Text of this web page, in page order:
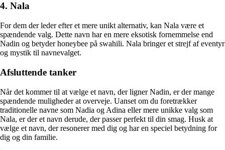
4. Nala
For dem der leder efter et mere unikt alternativ, kan Nala være et
spændende valg. Dette navn har en mere eksotisk fornemmelse end
Nadin og betyder honeybee på swahili. Nala bringer et strejf af eventyr
og mystik til navnevalget.
Afsluttende tanker
Når det kommer til at vælge et navn, der ligner Nadin, er der mange
spændende muligheder at overveje. Uanset om du foretrækker
traditionelle navne som Nadia og Adina eller mere unikke valg som
Nala, er der et navn derude, der passer perfekt til din smag. Husk at
vælge et navn, der resonerer med dig og har en speciel betydning for
dig og din familie.